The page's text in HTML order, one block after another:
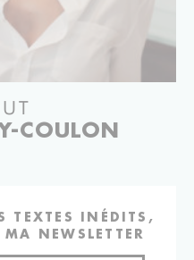
COULON
TEXTES INÉDITS,
NEWSLETTER